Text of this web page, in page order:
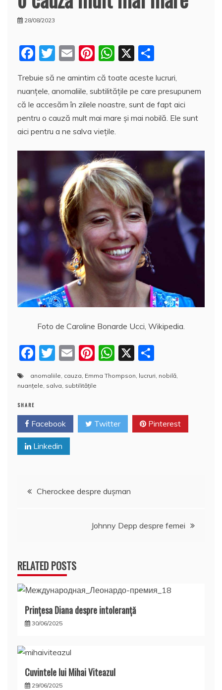
28/08/2023
F
c
e
b
o
o
T
itt
er
E
ai
l
Pi
nt
er
e
st
W
at
s
A
p
p
X
rt
aj
e
z
ă
Trebuie să ne amintim că toate aceste lucruri,
nuanțele, anomaliile, subtilitățile pe care presupunem
că le accesăm în zilele noastre, sunt de fapt aici
pentru o cauză mult mai mare și mai nobilă. Ele sunt
aici pentru a ne salva viețile.
Foto de Caroline Bonarde Ucci, Wikipedia.
F
c
b
o
o
T
w
itt
E
m
ai
Pi
nt
er
st
W
at
A
p
X
a
rt
e
a
anomaliile, cauza, Emma Thompson, lucruri, nobilă,
nuanțele, salva, subtilitățile
SHARE
Facebook Twitter Pinterest
Linkedin
Navigare
Cherockee despre duşman
Johnny Depp despre femei
RELATED POSTS
Prințesa Diana despre intoleranță
30/06/2025
Cuvintele lui Mihai Viteazul
29/06/2025